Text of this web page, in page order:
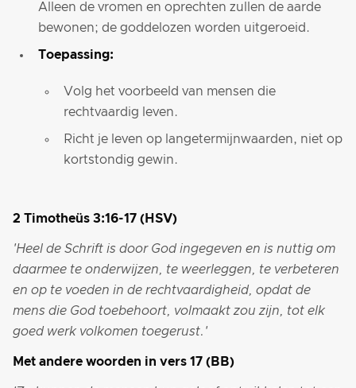
Alleen de vromen en oprechten zullen de aarde
bewonen; de goddelozen worden uitgeroeid.
Toepassing:
Volg het voorbeeld van mensen die
rechtvaardig leven.
Richt je leven op langetermijnwaarden, niet op
kortstondig gewin.
2 Timotheüs 3:16-17 (HSV)
'Heel de Schrift is door God ingegeven en is nuttig om
daarmee te onderwijzen, te weerleggen, te verbeteren
en op te voeden in de rechtvaardigheid, opdat de
mens die God toebehoort, volmaakt zou zijn, tot elk
goed werk volkomen toegerust.'
Met andere woorden in vers 17 (BB)